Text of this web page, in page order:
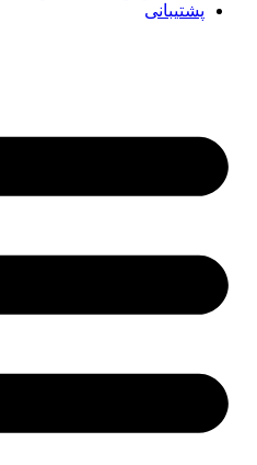
پشتیبانی